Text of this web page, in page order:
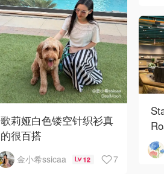
歌莉娅白色镂空针织衫真
的很百搭
金小希ssicaa 12 7